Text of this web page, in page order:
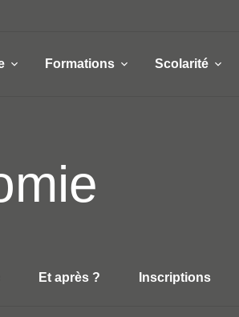
Formations Scolarité
Et après ? Inscriptions